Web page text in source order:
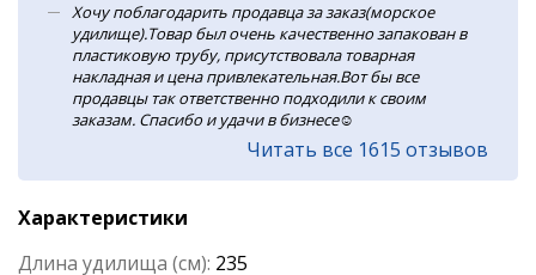
Хочу поблагодарить продавца за заказ(морское
удилище).Товар был очень качественно запакован в
пластиковую трубу, присутствовала товарная
накладная и цена привлекательная.Вот бы все
продавцы так ответственно подходили к своим
заказам. Спасибо и удачи в бизнесе☺️
Читать все 1615 отзывов
Характеристики
Длина удилища (см): 235